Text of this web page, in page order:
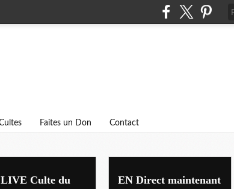
Faites un Don Contact
kpodahi
Culte du
EN Direct maintenant